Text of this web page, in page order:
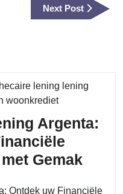
Next Post
Next
Post
lening lening
woonkredietCategory
Argenta:
Gemak
Ontdek uw Financiële